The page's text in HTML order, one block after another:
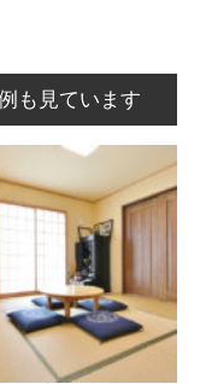
も見ています